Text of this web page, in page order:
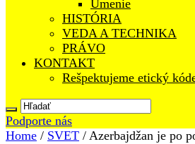
Umenie
HISTÓRIA
VEDA A TECHNIKA
PRÁVO
KONTAKT
Rešpektujeme etický
Podporte nás
Home / SVET / Azerbajdžan je po